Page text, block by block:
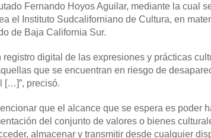
Fernando Hoyos Aguilar, mediante la cual
el Instituto Sudcaliforniano de Cultura, en
de Baja California Sur.
registro digital de las expresiones y prácticas
que se encuentran en riesgo de
[…]”, precisó.
que el alcance que se espera es poder
del conjunto de valores o bienes
almacenar y transmitir desde cualquier